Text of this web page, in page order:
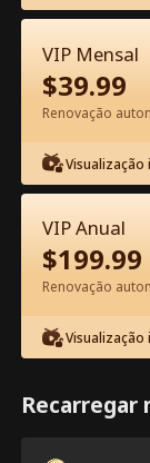
Episódio
Irmãs
1-50 51-61
13 14
1.7k
VIP Mensal
$39.99
Renovação
Visualização
VIP Anual
$199.99
Renovação
Visualização
Recarregar